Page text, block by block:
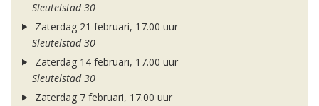
Sleutelstad 30
Zaterdag 21 februari, 17.00 uur
Sleutelstad 30
Zaterdag 14 februari, 17.00 uur
Sleutelstad 30
Zaterdag 7 februari, 17.00 uur